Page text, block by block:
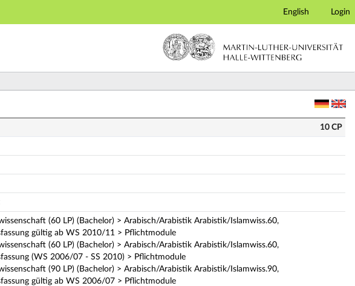
English Login
10 CP
(60 LP) (Bachelor) > Arabisch/Arabistik Arabistik/Islamwiss.60,
gültig ab WS 2010/11 > Pflichtmodule
(60 LP) (Bachelor) > Arabisch/Arabistik Arabistik/Islamwiss.60,
(WS 2006/07 - SS 2010) > Pflichtmodule
(90 LP) (Bachelor) > Arabisch/Arabistik Arabistik/Islamwiss.90,
gültig ab WS 2006/07 > Pflichtmodule